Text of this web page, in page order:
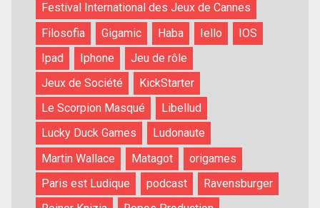
Festival International des Jeux de Cannes
Filosofia
Gigamic Haba Iello
IOS
Ipad
Iphone
Jeu de rôle
Jeux de Société
KickStarter
Le Scorpion Masqué
Libellud
Lucky Duck Games
Ludonaute
Martin Wallace
Matagot
origames
Paris est Ludique
podcast
Ravensburger